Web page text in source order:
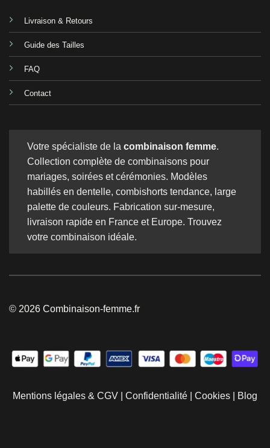
Livraison & Retours
Guide des Tailles
FAQ
Contact
Votre spécialiste de la combinaison femme.
Collection complète de combinaisons pour
mariages, soirées et cérémonies. Modèles
habillés en dentelle, combishorts tendance, large
palette de couleurs. Fabrication sur-mesure,
livraison rapide en France et Europe. Trouvez
votre combinaison idéale.
© 2026 Combinaison-femme.fr
Mentions légales & CGV Confidentialité Cookies Blog